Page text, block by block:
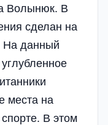
Волынюк. В
сделан на
На данный
места на
В этом